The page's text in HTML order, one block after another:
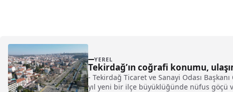
YEREL
Tekirdağ’ın coğrafi konumu,
- Tekirdağ Ticaret ve Sanayi Odası
yıl yeni bir ilçe büyüklüğünde nüfus göçü